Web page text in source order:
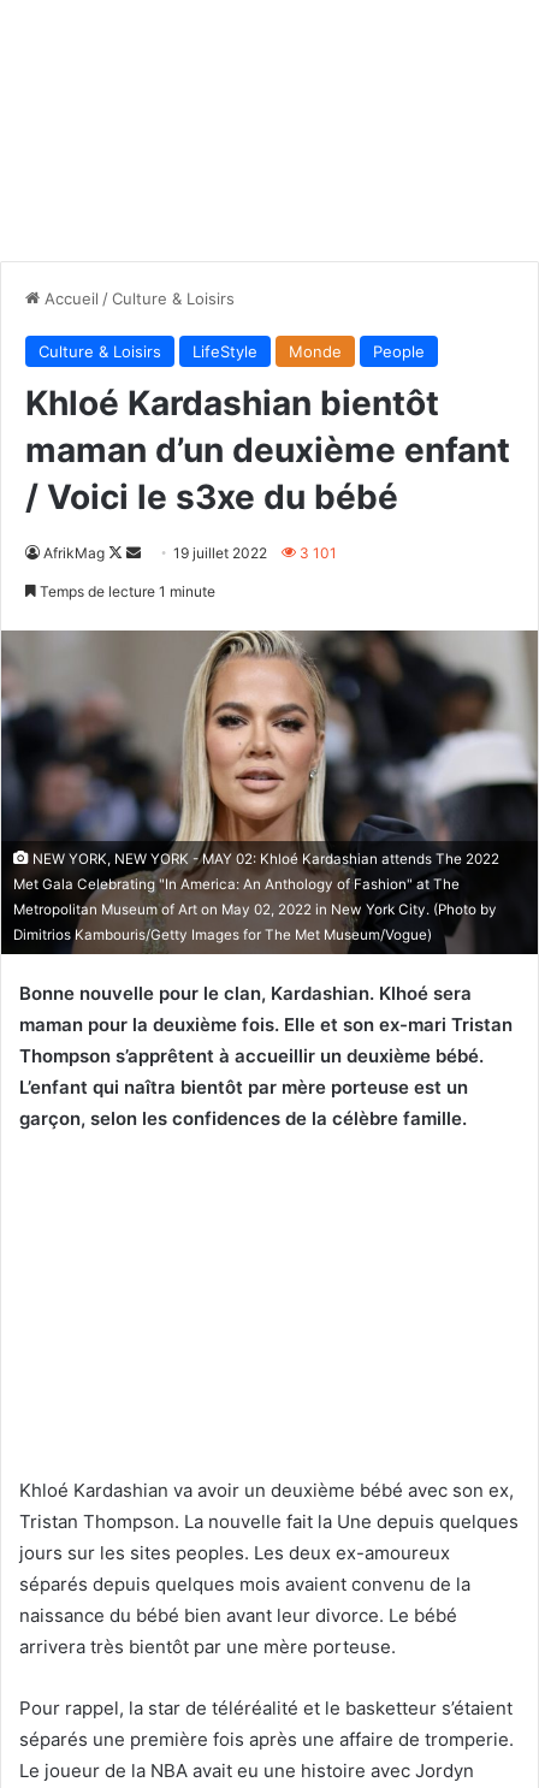
Accueil /Culture & Loisirs
Culture & Loisirs LifeStyle Monde People
Khloé Kardashian bientôt
maman d’un deuxième enfant
/ Voici le s3xe du bébé
AfrikMag
Follow
Envoyer19 juillet 2022 3 101
Temps de lecture 1 minute
NEW YORK, NEW YORK - MAY 02: Khloé Kardashian attends The 2022
Met Gala Celebrating "In America: An Anthology of Fashion" at The
Metropolitan Museum of Art on May 02, 2022 in New York City. (Photo by
Dimitrios Kambouris/Getty Images for The Met Museum/Vogue)
Bonne nouvelle pour le clan, Kardashian. Klhoé sera
maman pour la deuxième fois. Elle et son ex-mari Tristan
Thompson s’apprêtent à accueillir un deuxième bébé.
L’enfant qui naîtra bientôt par mère porteuse est un
garçon, selon les confidences de la célèbre famille.
Khloé Kardashian va avoir un deuxième bébé avec son ex,
Tristan Thompson. La nouvelle fait la Une depuis quelques
jours sur les sites peoples. Les deux ex-amoureux
séparés depuis quelques mois avaient convenu de la
naissance du bébé bien avant leur divorce. Le bébé
arrivera très bientôt par une mère porteuse.
Pour rappel, la star de téléréalité et le basketteur s’étaient
séparés une première fois après une affaire de tromperie.
Le joueur de la NBA avait eu une histoire avec Jordyn